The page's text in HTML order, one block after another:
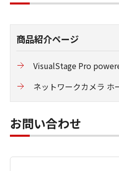
商品紹介ページ
VisualStage Pro
ネットワークカメラ ホ
お問い合わせ